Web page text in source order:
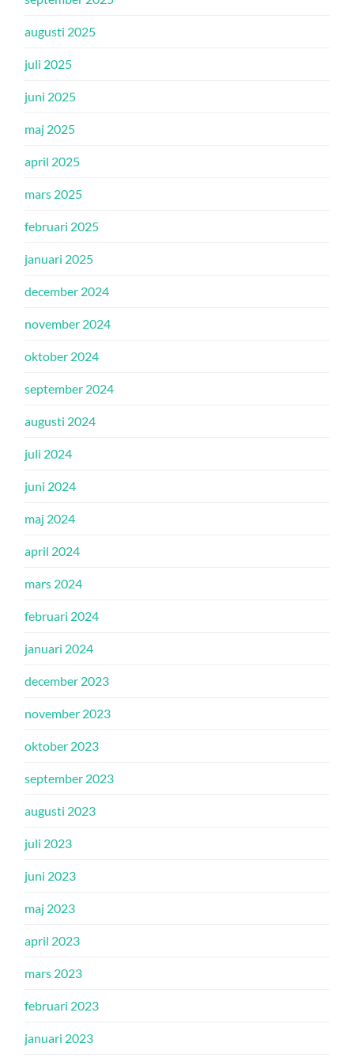
augusti 2025
juli 2025
juni 2025
maj 2025
april 2025
mars 2025
februari 2025
januari 2025
december 2024
november 2024
oktober 2024
september 2024
augusti 2024
juli 2024
juni 2024
maj 2024
april 2024
mars 2024
februari 2024
januari 2024
december 2023
november 2023
oktober 2023
september 2023
augusti 2023
juli 2023
juni 2023
maj 2023
april 2023
mars 2023
februari 2023
januari 2023